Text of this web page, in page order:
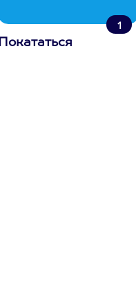
1
Покататься